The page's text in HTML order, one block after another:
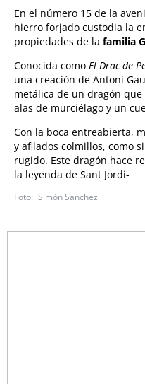
En el número 15 de la
hierro forjado custodia la
propiedades de la familia
Conocida como El Drac de
una creación de Antoni
metálica de un dragón
alas de murciélago y un
Con la boca entreabierta,
y afilados colmillos, como
rugido. Este dragón hace
la leyenda de Sant Jordi-
Simón Sanchez